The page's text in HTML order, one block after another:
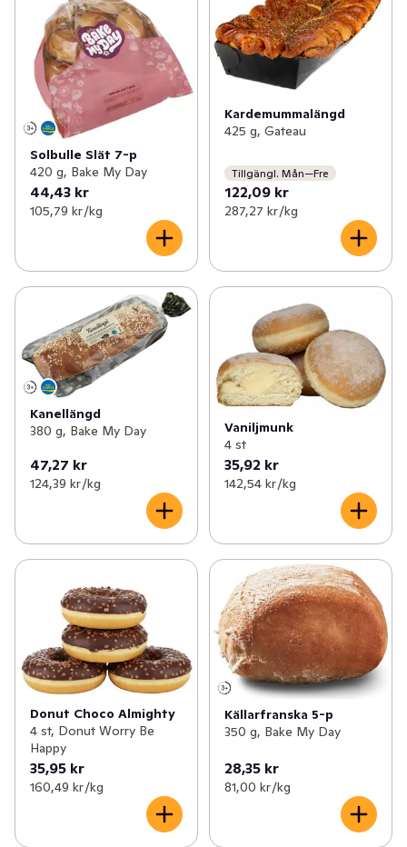
Solbulle Slät 7-p
420 g, Bake My Day
44,43 kr
105,79 kr /kg
Kardemummalängd
425 g, Gateau
Tillgängl. Mån—Fre
122,09 kr
287,27 kr /kg
Kanellängd
380 g, Bake My Day
47,27 kr
124,39 kr /kg
Vaniljmunk
4 st
35,92 kr
142,54 kr /kg
Donut Choco Almighty
4 st, Donut Worry Be
Happy
35,95 kr
160,49 kr /kg
Källarfranska 5-p
350 g, Bake My Day
28,35 kr
81,00 kr /kg